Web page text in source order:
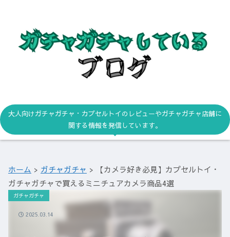
大人向けガチャガチャ・カプセルトイのレビューやガチャガチャ店舗に
関する情報を発信しています。
ホーム > ガチャガチャ >
【カメラ好き必見】カプセルトイ・
ガチャガチャで買えるミニチュアカメラ商品4選
ガチャガチャ
2025.03.14